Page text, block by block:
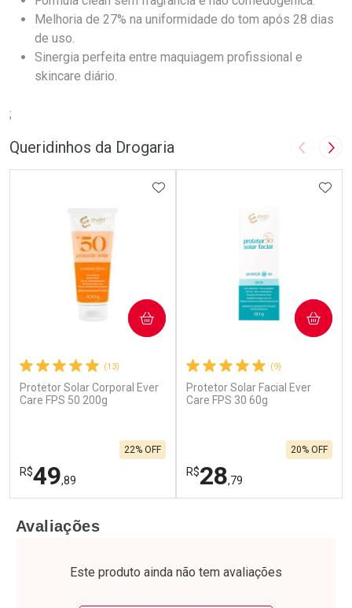
Melhoria de 27% na uniformidade do tom após 28 dias
de uso.
Sinergia perfeita entre maquiagem profissional e
skincare diário.
;
Queridinhos da Drogaria Imagem
(13)
Protetor Solar Corporal Ever
Care FPS 50 200g
R$49,89
22% OFF
ADICIONAR AOS FAVORITOS
COMPRAR
Laboratório
Por Menos
(9)
Protetor Solar Facial Ever
Care FPS 30 60g
R$28,79
20% OFF
COMPRAR
Laboratório
Por Menos
Avaliações
Este produto ainda não tem avaliações